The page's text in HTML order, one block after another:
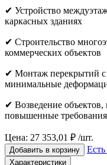
✔ Устройство
каркасных зданиях
✔ Строительство
коммерческих объектов
✔ Монтаж перекрытий с
минимальные
✔ Возведение
повышенные
Цена: 27 353,01 ₽ /шт.
Добавить в корзину
Характеристики